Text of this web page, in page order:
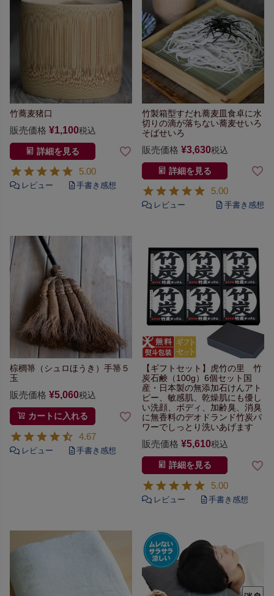
竹蕎麦猪口
販売価格 ¥1,100税込
詳細を見る
5.00
竹製箱型すだれ蕎麦皿食卓に水
切りの滴が落ちない蕎麦せいろ
そばせいろ
販売価格 ¥3,630税込
詳細を見る
5.00
棕櫚箒（シュロほうき）手箒５
玉
販売価格 ¥5,060税込
カートに入れる
4.67
【ギフトセット】 虎竹の里 竹
炭石鹸（100g）6個セット 国
産・日本製の無添加石けんアト
ピー、敏感肌、乾燥肌にも優し
い洗顔、ボディ、加齢臭、 消臭
に無香料のデオドランド竹炭パ
ワーでしっとり洗いあげます
販売価格 ¥5,610税込
詳細を見る
5.00